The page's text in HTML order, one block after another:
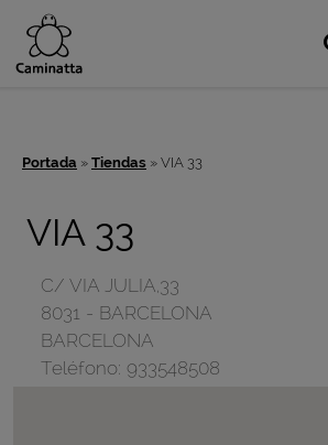
Portada » Tiendas » VIA 33
VIA 33
C/ VIA JULIA,33
8031 - BARCELONA
BARCELONA
Teléfono: 933548508